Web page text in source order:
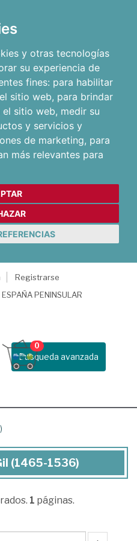
y otras tecnologías
su experiencia de
fines: para habilitar
sitio web, para brindar
el sitio web, medir su
y servicios y
de marketing, para
más relevantes para
Registrarse
ESPAÑA PENINSULAR
Busqueda avanzada
0
(1465-1536)
1 páginas.